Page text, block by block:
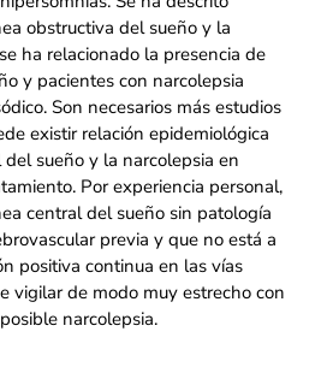
obstructiva del sueño y la
ha relacionado la presencia de
y pacientes con narcolepsia
Son necesarios más estudios
existir relación epidemiológica
sueño y la narcolepsia en
Por experiencia personal,
central del sueño sin patología
previa y que no está a
positiva continua en las vías
vigilar de modo muy estrecho con
narcolepsia.